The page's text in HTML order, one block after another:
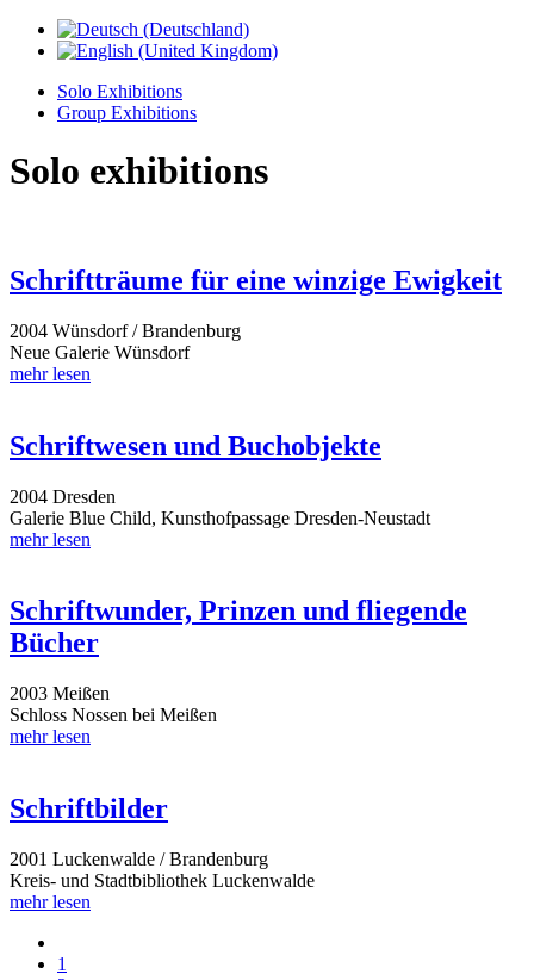
Solo Exhibitions
Group Exhibitions
Solo exhibitions
Schriftträume für eine winzige Ewigkeit
2004 Wünsdorf / Brandenburg
Neue Galerie Wünsdorf
mehr lesen
Schriftwesen und Buchobjekte
2004 Dresden
Galerie Blue Child, Kunsthofpassage Dresden-Neustadt
mehr lesen
Schriftwunder, Prinzen und fliegende
Bücher
2003 Meißen
Schloss Nossen bei Meißen
mehr lesen
Schriftbilder
2001 Luckenwalde / Brandenburg
Kreis- und Stadtbibliothek Luckenwalde
mehr lesen
1